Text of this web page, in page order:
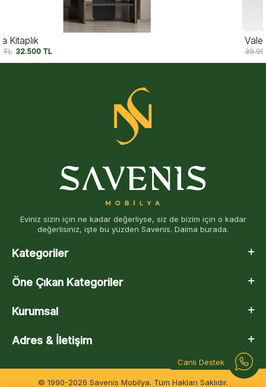
Canlı Destek
Valerio Kitaplık
39.950TL 32.750
Eviniz sizin için ne kadar değerliyse, siz de bizim için o kadar
değerlisiniz, işte bu yüzden Savenis. Daima burada.
Kategoriler
Öne Çıkan Kategoriler
Kurumsal
Adres & İletişim
© 1990-2026 Savenis Mobilya. Tüm Hakları Saklıdır.